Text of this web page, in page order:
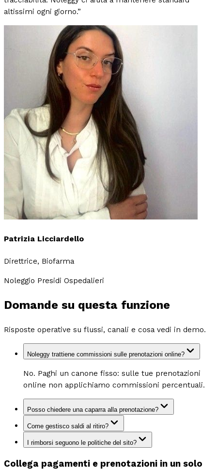
altissimi ogni giorno.”
Patrizia Licciardello
Direttrice, Biofarma
Noleggio Presidi Ospedalieri
Domande su questa funzione
Risposte operative su flussi, canali e cosa vedi in demo.
Noleggy trattiene commissioni sulle prenotazioni online?
No. Paghi un canone fisso: sulle tue prenotazioni
online non applichiamo commissioni percentuali.
Posso chiedere una caparra alla prenotazione?
Come gestisco saldi al ritiro?
I rimborsi seguono le politiche del sito?
Collega pagamenti e prenotazioni in un solo